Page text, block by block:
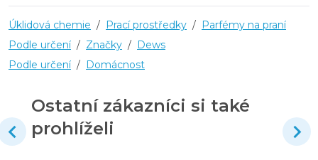
Úklidová chemie / Prací prostředky /
Parfémy na praní
Podle určení / Značky /
Dews
Podle určení / Domácnost
Ostatní zákazníci si také
prohlíželi